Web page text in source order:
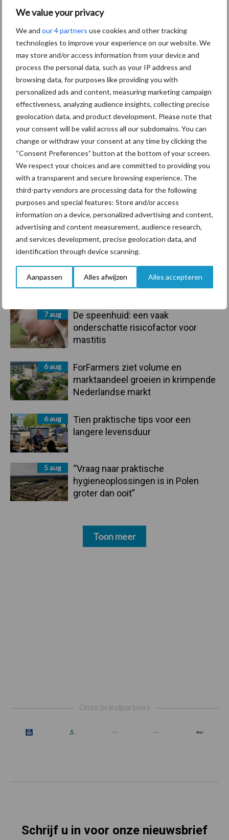
We value your privacy
We and our 4 partners use cookies and other tracking
technologies to improve your experience on our website. We
may store and/or access information from your device and
process the personal data, such as your IP address and
browsing data, for purposes like providing you with
personalized ads and content, measuring marketing campaign
effectiveness, analyzing audience insights, collecting precise
geolocation data, and product development. Please note that
your consent will be valid across all our subdomains. You can
change or withdraw your consent at any time by clicking the
“Consent Preferences” button at the bottom of your screen.
We respect your choices and are committed to providing you
with a transparent and secure browsing experience. The
third-party vendors are processing data for the following
purposes and special features: Store and/or access
information on a device, personalized advertising and content,
advertising and content measurement, audience research,
and services development, precise geolocation data, and
identification through device scanning.
Aanpassen Alles afwijzen Alles accepteren
Primaire
Sidebar
Recent nieuws Partner nieuws
Grondstoffenmarkt blijft grillig:
droogte en geopolitiek houden
handel in de greep
7 aug
De speenhuid: een vaak
onderschatte risicofactor voor
mastitis
6 aug
ForFarmers ziet volume en
marktaandeel groeien in krimpende
Nederlandse markt
6 aug
Tien praktische tips voor een
langere levensduur
5 aug
“Vraag naar praktische
hygieneoplossingen is in Polen
groter dan ooit”
Toon meer
Themapagina's
Diergezondheid Bemesting Fokkerij
Bedrijfsnieuws
Ligbox &
Voerhekken
Toon meer
Onze brandpartners
Schrijf u in voor onze nieuwsbrief